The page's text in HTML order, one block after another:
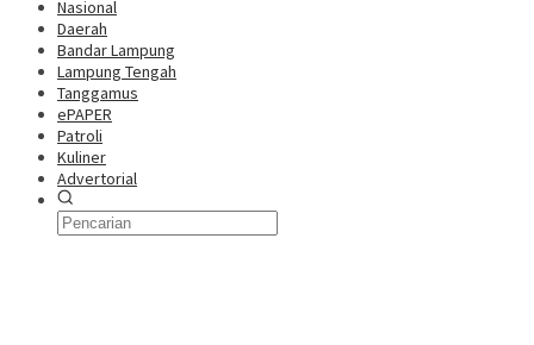
Nasional
Daerah
Bandar Lampung
Lampung Tengah
Tanggamus
ePAPER
Patroli
Kuliner
Advertorial